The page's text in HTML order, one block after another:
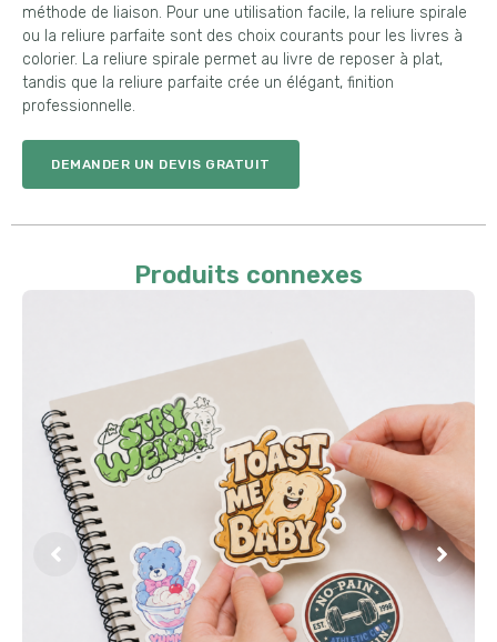
méthode de liaison. Pour une utilisation facile, la reliure spirale
ou la reliure parfaite sont des choix courants pour les livres à
colorier. La reliure spirale permet au livre de reposer à plat,
tandis que la reliure parfaite crée un élégant, finition
professionnelle.
DEMANDER UN DEVIS GRATUIT
Produits connexes